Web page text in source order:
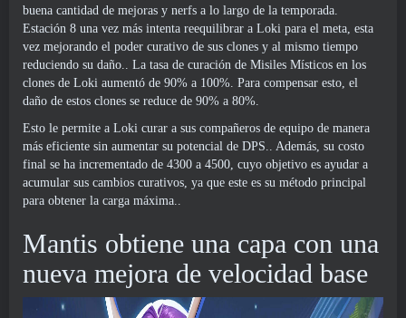
buena cantidad de mejoras y nerfs a lo largo de la temporada.
Estación 8 una vez más intenta reequilibrar a Loki para el meta, esta
vez mejorando el poder curativo de sus clones y al mismo tiempo
reduciendo su daño.. La tasa de curación de Misiles Místicos en los
clones de Loki aumentó de 90% a 100%. Para compensar esto, el
daño de estos clones se reduce de 90% a 80%.
Esto le permite a Loki curar a sus compañeros de equipo de manera
más eficiente sin aumentar su potencial de DPS.. Además, su costo
final se ha incrementado de 4300 a 4500, cuyo objetivo es ayudar a
acumular sus cambios curativos, ya que este es su método principal
para obtener la carga máxima..
Mantis obtiene una capa con una
nueva mejora de velocidad base